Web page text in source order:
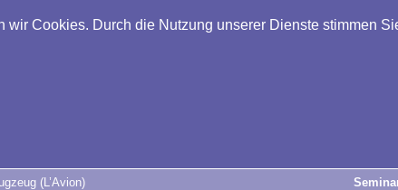
Cookies. Durch die Nutzung unserer Dienste stimmen
(L’Avion)